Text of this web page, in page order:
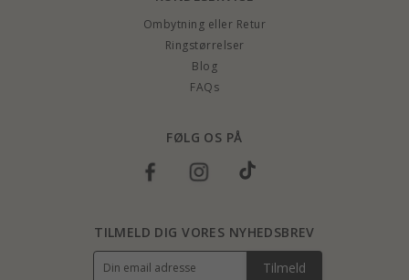
Ombytning eller Retur
Ringstørrelser
Blog
FAQs
FØLG OS PÅ
TILMELD DIG VORES NYHEDSBREV
Tilmeld